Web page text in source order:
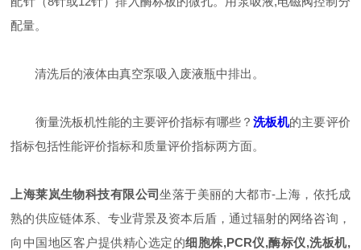
配量。
清洗后的液体由真空泵吸入废液瓶中排出。
衡量洗板机性能的主要评价指标有哪些？洗板机的主要评价
指标包括性能评价指标和质量评价指标两方面。
上海莱岚生物科技有限公司坐落于美丽的大都市-上海，依托成
熟的供应链体系、专业背景及资本后盾，通过辐射的网络咨询，
向中国地区客户提供精心选定的细胞株,PCR仪,酶标仪,洗板机,